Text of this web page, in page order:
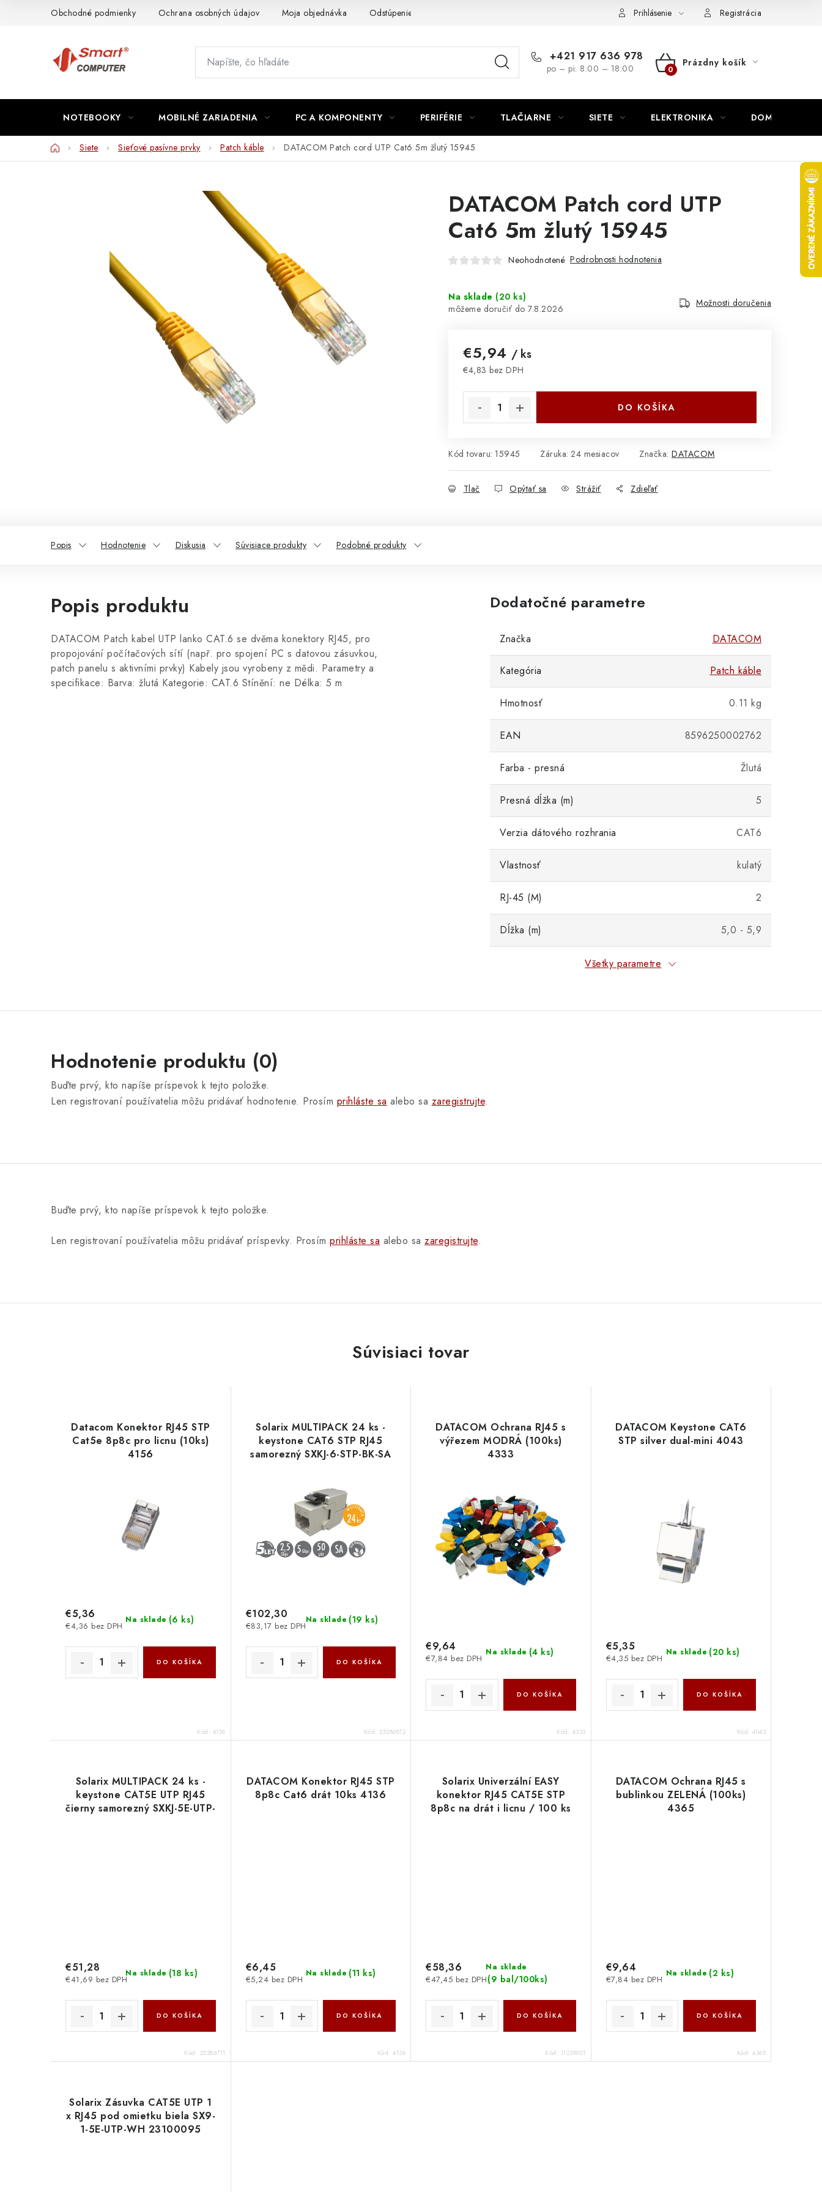
Obchodné podmienky Ochrana osobných údajov Moja objednávka Odstúpenie od zmluvy Napíšte námPrihlásenie Registrácia
+421 917 636 978
po – pi: 8:00 – 18:00
NÁKUPNÝ
Prázdny košík
NOTEBOOKY MOBILNÉ ZARIADENIA PC A KOMPONENTY PERIFÉRIE TLAČIARNE SIETE ELEKTRONIKA DOMÁCNOSŤ
DomovSiete Sieťové pasívne prvky Patch káble DATACOM Patch cord UTP Cat6 5m žlutý 15945
DATACOM Patch cord UTP
Cat6 5m žlutý 15945
Neohodnotené Podrobnosti hodnotenia
Na sklade (20 ks)
7.8.2026
Možnosti doručenia
€5,94 / ks
€4,83 bez DPH
DO KOŠÍKA
Kód tovaru: 15945 Záruka: 24 mesiacov Značka: DATACOM
Tlač Opýtať sa Strážiť Zdieľať
Popis Hodnotenie Diskusia Súvisiace produkty Podobné produkty
Popis produktu
DATACOM Patch kabel UTP lanko CAT.6 se dvěma konektory RJ45, pro
propojování počítačových sítí (např. pro spojení PC s datovou zásuvkou,
patch panelu s aktivními prvky) Kabely jsou vyrobeny z mědi. Parametry a
specifikace: Barva: žlutá Kategorie: CAT.6 Stínění: ne Délka: 5 m
Dodatočné parametre
Značka DATACOM
Kategória Patch káble
Hmotnosť 0.11 kg
EAN 8596250002762
Farba - presná Žlutá
Presná dĺžka (m) 5
Verzia dátového rozhrania CAT6
Vlastnosť kulatý
RJ-45 (M) 2
Dĺžka (m) 5,0 - 5,9
Všetky parametre
Hodnotenie produktu (0)
Buďte prvý, kto napíše príspevok k tejto položke.
Len registrovaní používatelia môžu pridávať hodnotenie. Prosím prihláste sa alebo sa zaregistrujte.
Buďte prvý, kto napíše príspevok k tejto položke.
Len registrovaní používatelia môžu pridávať príspevky. Prosím prihláste sa alebo sa zaregistrujte.
Súvisiaci tovar
Datacom Konektor RJ45 STP
Cat5e 8p8c pro licnu (10ks)
4156
Na sklade (6 ks)
€4,36 bez DPH
€5,36
DO KOŠÍKA
Kód: 4156
Solarix MULTIPACK 24 ks -
keystone CAT6 STP RJ45
samorezný SXKJ-6-STP-BK-SA
Na sklade (19 ks)
€83,17 bez DPH
€102,30
DO KOŠÍKA
Kód: 25286812
DATACOM Ochrana RJ45 s
výřezem MODRÁ (100ks)
4333
Na sklade (4 ks)
€7,84 bez DPH
€9,64
DO KOŠÍKA
Kód: 4333
DATACOM Keystone CAT6
STP silver dual-mini 4043
Na sklade (20 ks)
€4,35 bez DPH
€5,35
DO KOŠÍKA
Kód: 4043
Solarix MULTIPACK 24 ks -
keystone CAT5E UTP RJ45
čierny samorezný SXKJ-5E-UTP-
Na sklade (18 ks)
€41,69 bez DPH
€51,28
DO KOŠÍKA
Kód: 25286711
DATACOM Konektor RJ45 STP
8p8c Cat6 drát 10ks 4136
Na sklade (11 ks)
€5,24 bez DPH
€6,45
DO KOŠÍKA
Kód: 4136
Solarix Univerzální EASY
konektor RJ45 CAT5E STP
8p8c na drát i licnu / 100 ks
Na sklade
(9 bal/100ks)
€47,45 bez DPH
€58,36
DO KOŠÍKA
Kód: 11239001
DATACOM Ochrana RJ45 s
bublinkou ZELENÁ (100ks)
4365
Na sklade (2 ks)
€7,84 bez DPH
€9,64
DO KOŠÍKA
Kód: 4365
Solarix Zásuvka CAT5E UTP 1
x RJ45 pod omietku biela SX9-
1-5E-UTP-WH 23100095